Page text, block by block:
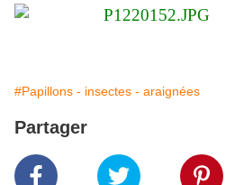
#Papillons - insectes - araignées
Partager